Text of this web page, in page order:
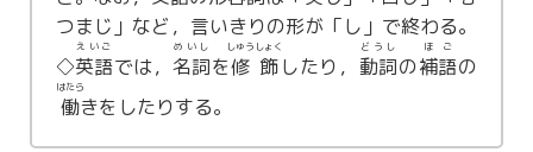
つまじ」など，言いきりの形が「し」で終わる。
◇英語
えいご
では， 名詞
めいし
を修飾
しゅうしょく
したり， 動詞
どうし
の補語
ほご
の
働
はたら
きをしたりする。